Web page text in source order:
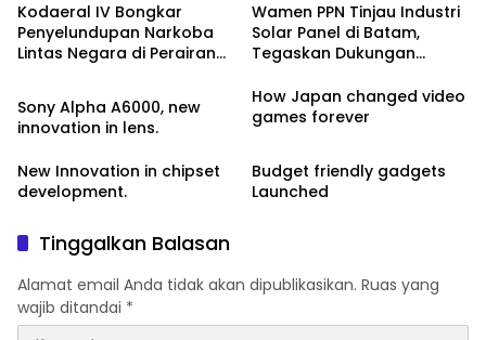
Kodaeral IV Bongkar
Penyelundupan Narkoba
Lintas Negara di Perairan
Wamen PPN Tinjau Industri
Solar Panel di Batam,
Tegaskan Dukungan
Tech
Sony Alpha A6000, new
innovation in lens.
How Japan changed video
games forever
New Innovation in chipset
development.
Budget friendly gadgets
Launched
Tinggalkan Balasan
Alamat email Anda tidak akan dipublikasikan. Ruas yang
wajib ditandai *